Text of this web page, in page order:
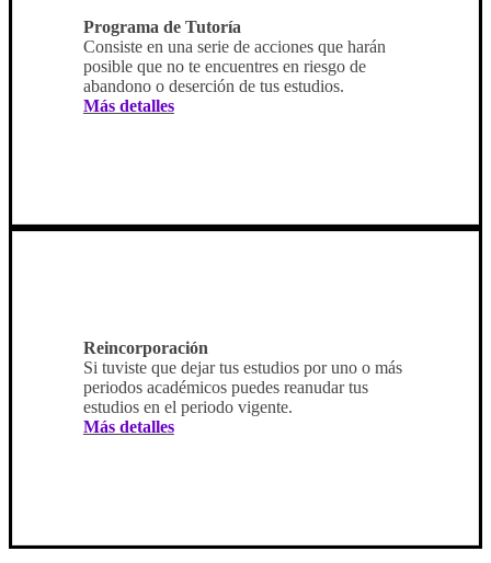
Programa de Tutoría
Consiste en una serie de acciones que harán
posible que no te encuentres en riesgo de
abandono o deserción de tus estudios.
Más detalles
Reincorporación
Si tuviste que dejar tus estudios por uno o más
periodos académicos puedes reanudar tus
estudios en el periodo vigente.
Más detalles